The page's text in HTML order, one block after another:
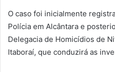
O caso foi inicialmente
Polícia em Alcântara e
Delegacia de Homicídios de
Itaboraí, que conduzirá as